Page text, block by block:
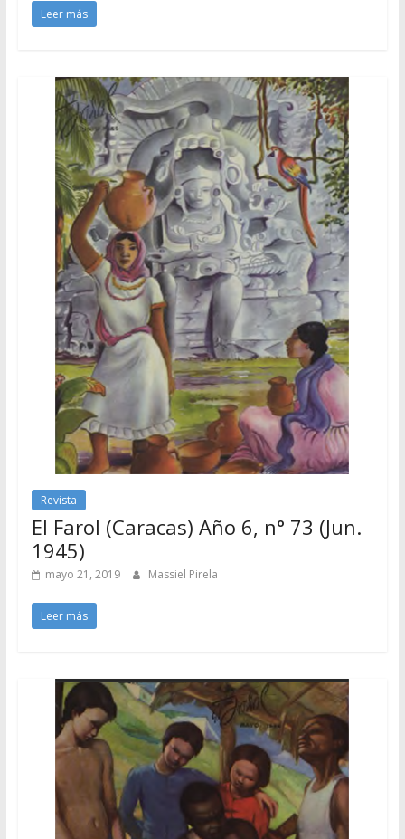
Leer más
Revista
El Farol (Caracas) Año 6, n° 73 (Jun.
1945)
mayo 21, 2019 Massiel Pirela
Leer más